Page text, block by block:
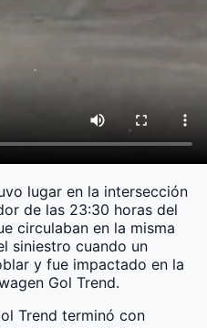
lugar en la intersección
de las 23:30 horas del
circulaban en la misma
siniestro cuando un
y fue impactado en la
Gol Trend.
Trend terminó con